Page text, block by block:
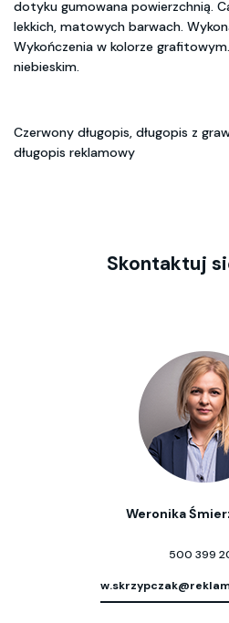
dotyku gumowana powierzchnią.
lekkich, matowych barwach.
Wykończenia w kolorze
niebieskim.
Czerwony długopis, długopis z
długopis reklamowy
Skontaktuj
Weronika
500 399